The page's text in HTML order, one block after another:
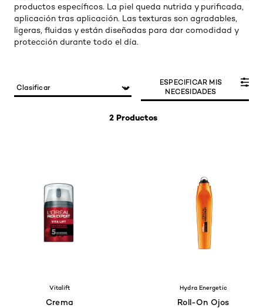
productos específicos. La piel queda nutrida y purificada,
aplicación tras aplicación. Las texturas son agradables,
ligeras, fluidas y están diseñadas para dar comodidad y
protección durante todo el día.
2 Productos
ESPECIFICAR MIS
NECESIDADES
Vitalift
Crema
Hydra Energetic
Roll-On Ojos